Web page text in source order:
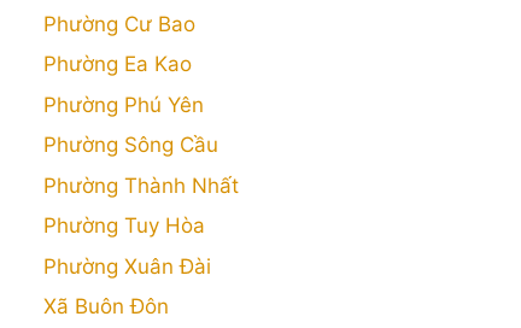
Phường Cư Bao
Phường Ea Kao
Phường Phú Yên
Phường Sông Cầu
Phường Thành Nhất
Phường Tuy Hòa
Phường Xuân Đài
Xã Buôn Đôn